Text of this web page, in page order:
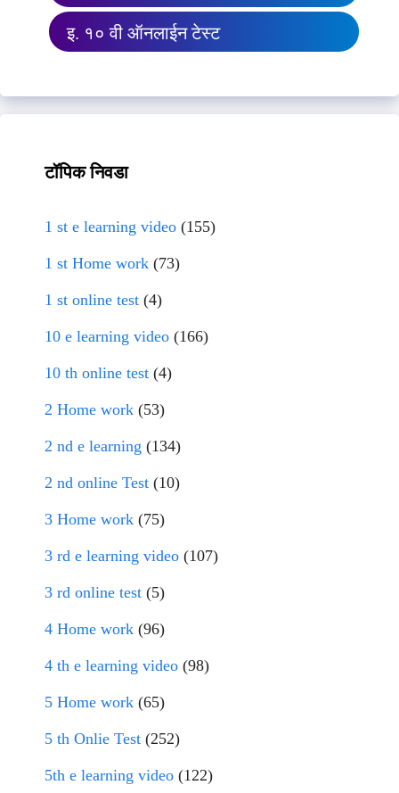
इ. १० वी ऑनलाईन टेस्ट
टॉपिक निवडा
1 st e learning video (155)
1 st Home work (73)
1 st online test (4)
10 e learning video (166)
10 th online test (4)
2 Home work (53)
2 nd e learning (134)
2 nd online Test (10)
3 Home work (75)
3 rd e learning video (107)
3 rd online test (5)
4 Home work (96)
4 th e learning video (98)
5 Home work (65)
5 th Onlie Test (252)
5th e learning video (122)